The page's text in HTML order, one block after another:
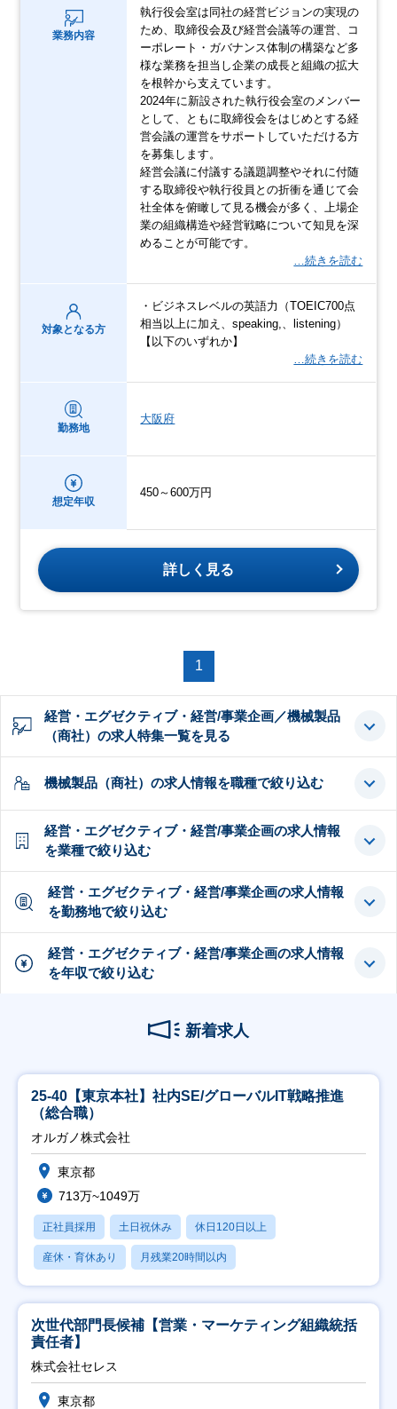
業務内容
執行役会室は同社の経営ビジョンの実現の
ため、取締役会及び経営会議等の運営、コ
ーポレート・ガバナンス体制の構築など多
様な業務を担当し企業の成長と組織の拡大
を根幹から支えています。
2024年に新設された執行役会室のメンバー
として、ともに取締役会をはじめとする経
営会議の運営をサポートしていただける方
を募集します。
経営会議に付議する議題調整やそれに付随
する取締役や執行役員との折衝を通じて会
社全体を俯瞰して見る機会が多く、上場企
業の組織構造や経営戦略について知見を深
めることが可能です。
…続きを読む
対象となる方
・ビジネスレベルの英語力（TOEIC700点
相当以上に加え、speaking,、listening）
【以下のいずれか】
…続きを読む
勤務地
大阪府
想定年収
450～600万円
詳しく見る
1
経営・エグゼクティブ・経営/事業企画／機械製品
（商社）の求人特集一覧を見る
機械製品（商社）の求人情報を職種で絞り込む
経営・エグゼクティブ・経営/事業企画の求人情報
を業種で絞り込む
経営・エグゼクティブ・経営/事業企画の求人情報
を勤務地で絞り込む
経営・エグゼクティブ・経営/事業企画の求人情報
を年収で絞り込む
新着求人
25-40【東京本社】社内SE/グローバルIT戦略推進
（総合職）
オルガノ株式会社
東京都
713万~1049万
正社員採用 土日祝休み 休日120日以上
産休・育休あり 月残業20時間以内
次世代部門長候補【営業・マーケティング組織統括
責任者】
株式会社セレス
東京都